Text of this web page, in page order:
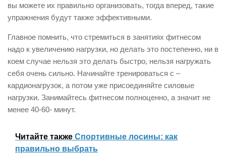
вы можете их правильно организовать, тогда вперед, такие
упражнения будут также эффективными.
Главное помнить, что стремиться в занятиях фитнесом
надо к увеличению нагрузки, но делать это постепенно, ни в
коем случае нельзя это делать быстро, нельзя нагружать
себя очень сильно. Начинайте тренироваться с –
кардионагрузок, а потом уже присоединяйте силовые
нагрузки. Занимайтесь фитнесом полноценно, а значит не
менее 40-60- минут.
Читайте также Спортивные лосины: как
правильно выбрать